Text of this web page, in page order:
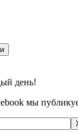
день!
мы